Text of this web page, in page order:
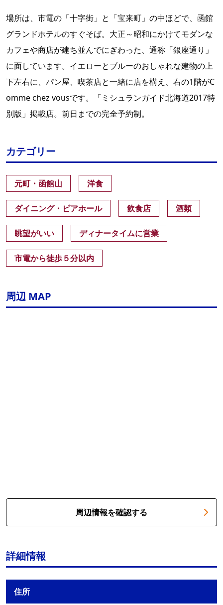
場所は、市電の「十字街」と「宝来町」の中ほどで、函館
グランドホテルのすぐそば。大正～昭和にかけてモダンな
カフェや商店が建ち並んでにぎわった、通称「銀座通り」
に面しています。イエローとブルーのおしゃれな建物の上
下左右に、パン屋、喫茶店と一緒に店を構え、右の1階がC
omme chez vousです。「ミシュランガイド北海道2017特
別版」掲載店。前日までの完全予約制。
カテゴリー
元町・函館山 洋食
ダイニング・ビアホール 飲食店 酒類
眺望がいい ディナータイムに営業
市電から徒歩５分以内
周辺 MAP
周辺情報を確認する
詳細情報
住所